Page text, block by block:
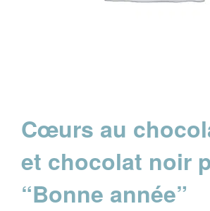
Cœurs au
et chocolat noir
“Bonne année”